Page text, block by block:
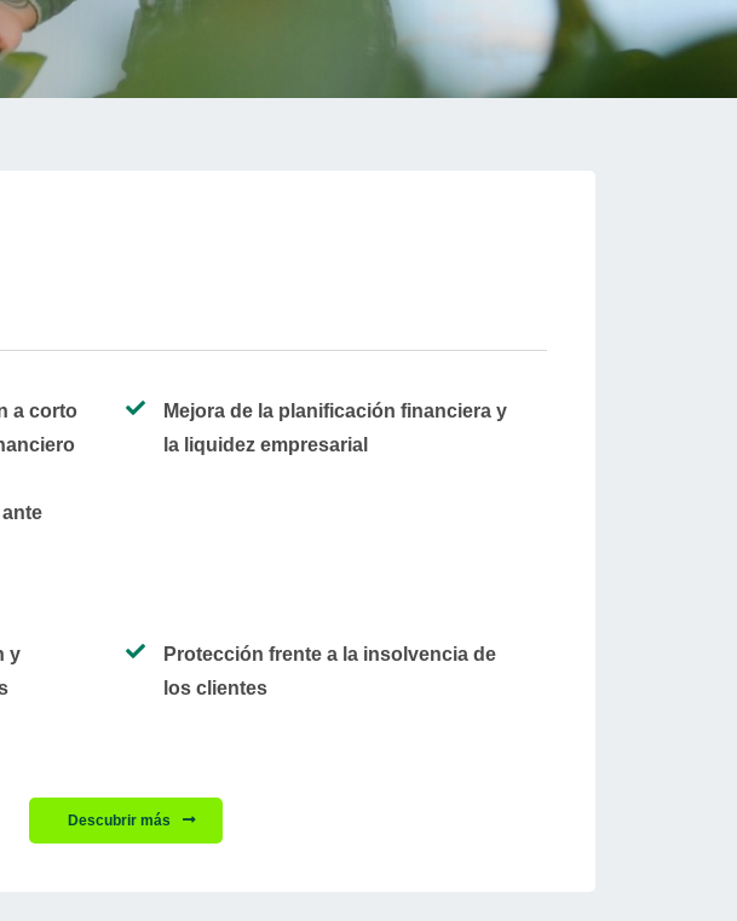
a corto
Mejora de la planificación financiera y
la liquidez empresarial
y
Protección frente a la insolvencia de
los clientes
Descubrir más